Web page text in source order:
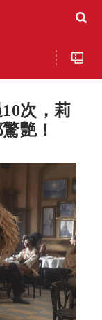
次，莉
艷！